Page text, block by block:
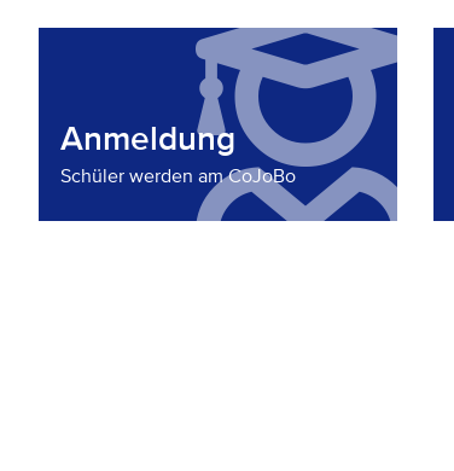
Anmeldung
Schüler werden am CoJoBo